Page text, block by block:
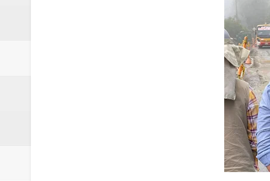
Regionetnoticias / La Alcaldía
Regionetnoticias / Agua potable
Regionetnoticias / Población
Regionetnoticias / Villarrica